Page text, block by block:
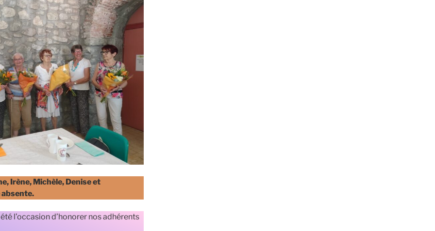
Irène, Michèle, Denise et
l’occasion d’honorer nos adhérents